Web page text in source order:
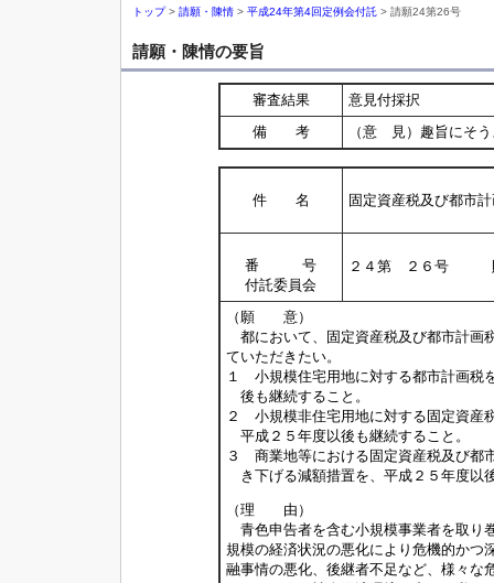
トップ> 請願・陳情 > 平成24年第4回定例会付託 > 請願24第26号
請願・陳情の要旨
審査結果
意見付採択
備 考
（意 見）趣旨にそ
件 名 固定資産税及び都市
番 号
付託委員会
２４第 ２６号
（願 意）
都において、固定資産税及び都市計画
ていただきたい。
１ 小規模住宅用地に対する都市計画税
後も継続すること。
２ 小規模非住宅用地に対する固定資産
平成２５年度以後も継続すること。
３ 商業地等における固定資産税及び都
き下げる減額措置を、平成２５年度以
（理 由）
青色申告者を含む小規模事業者を取り
規模の経済状況の悪化により危機的かつ
融事情の悪化、後継者不足など、様々な